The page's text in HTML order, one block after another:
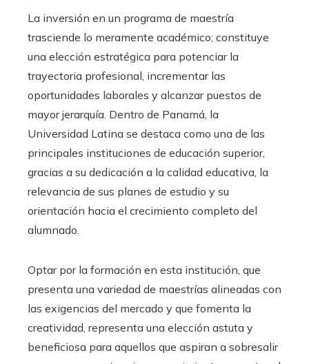
La inversión en un programa de maestría
trasciende lo meramente académico; constituye
una elección estratégica para potenciar la
trayectoria profesional, incrementar las
oportunidades laborales y alcanzar puestos de
mayor jerarquía. Dentro de Panamá, la
Universidad Latina se destaca como una de las
principales instituciones de educación superior,
gracias a su dedicación a la calidad educativa, la
relevancia de sus planes de estudio y su
orientación hacia el crecimiento completo del
alumnado.
Optar por la formación en esta institución, que
presenta una variedad de maestrías alineadas con
las exigencias del mercado y que fomenta la
creatividad, representa una elección astuta y
beneficiosa para aquellos que aspiran a sobresalir